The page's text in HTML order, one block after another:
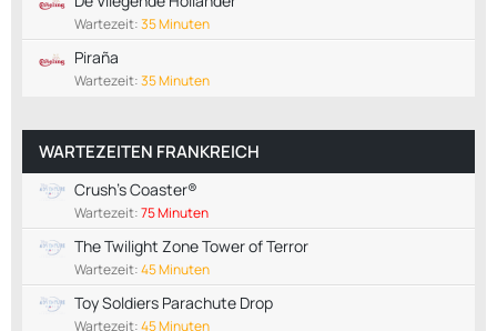
Wartezeit:35 Minuten
Piraña
Wartezeit:35 Minuten
WARTEZEITEN FRANKREICH
Crush's Coaster®
Wartezeit:75 Minuten
The Twilight Zone Tower of Terror
Wartezeit:45 Minuten
Toy Soldiers Parachute Drop
Wartezeit:45 Minuten